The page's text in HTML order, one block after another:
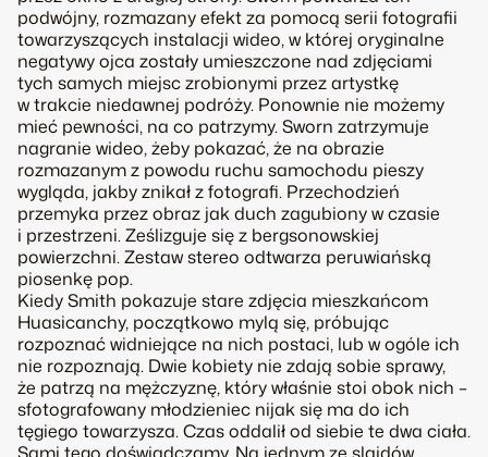
podwójny, rozmazany efekt za pomocą serii fotografii
towarzyszących instalacji wideo, w której oryginalne
negatywy ojca zostały umieszczone nad zdjęciami
tych samych miejsc zrobionymi przez artystkę
w trakcie niedawnej podróży. Ponownie nie możemy
mieć pewności, na co patrzymy. Sworn zatrzymuje
nagranie wideo, żeby pokazać, że na obrazie
rozmazanym z powodu ruchu samochodu pieszy
wygląda, jakby znikał z fotografi. Przechodzień
przemyka przez obraz jak duch zagubiony w czasie
i przestrzeni. Ześlizguje się z bergsonowskiej
powierzchni. Zestaw stereo odtwarza peruwiańską
piosenkę pop.
Kiedy Smith pokazuje stare zdjęcia mieszkańcom
Huasicanchy, początkowo mylą się, próbując
rozpoznać widniejące na nich postaci, lub w ogóle ich
nie rozpoznają. Dwie kobiety nie zdają sobie sprawy,
że patrzą na mężczyznę, który właśnie stoi obok nich –
sfotografowany młodzieniec nijak się ma do ich
tęgiego towarzysza. Czas oddalił od siebie te dwa ciała.